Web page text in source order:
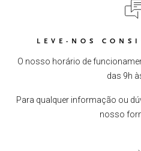
LEVE-NOS
O nosso horário de
das 9h
Para qualquer informação ou
nosso